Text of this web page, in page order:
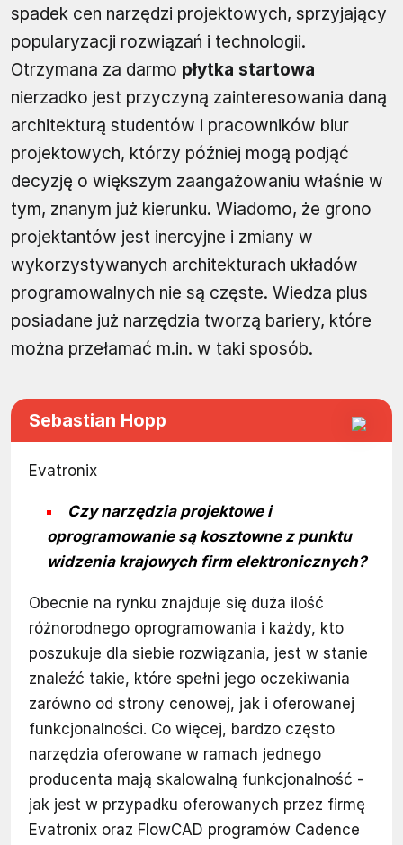
spadek cen narzędzi projektowych, sprzyjający
popularyzacji rozwiązań i technologii.
Otrzymana za darmo płytka startowa
nierzadko jest przyczyną zainteresowania daną
architekturą studentów i pracowników biur
projektowych, którzy później mogą podjąć
decyzję o większym zaangażowaniu właśnie w
tym, znanym już kierunku. Wiadomo, że grono
projektantów jest inercyjne i zmiany w
wykorzystywanych architekturach układów
programowalnych nie są częste. Wiedza plus
posiadane już narzędzia tworzą bariery, które
można przełamać m.in. w taki sposób.
Sebastian Hopp
Evatronix
Czy narzędzia projektowe i
oprogramowanie są kosztowne z punktu
widzenia krajowych firm elektronicznych?
Obecnie na rynku znajduje się duża ilość
różnorodnego oprogramowania i każdy, kto
poszukuje dla siebie rozwiązania, jest w stanie
znaleźć takie, które spełni jego oczekiwania
zarówno od strony cenowej, jak i oferowanej
funkcjonalności. Co więcej, bardzo często
narzędzia oferowane w ramach jednego
producenta mają skalowalną funkcjonalność -
jak jest w przypadku oferowanych przez firmę
Evatronix oraz FlowCAD programów Cadence